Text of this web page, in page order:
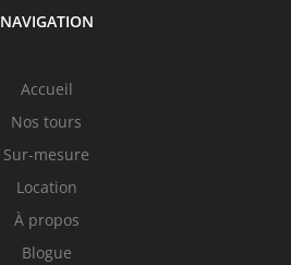
NAVIGATION
Accueil
Nos tours
Sur-mesure
Location
À propos
Blogue